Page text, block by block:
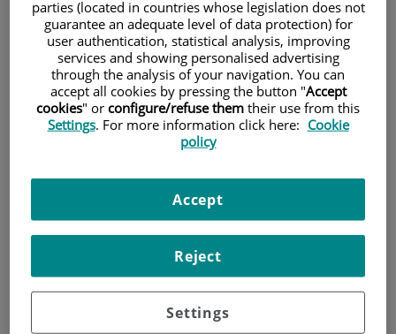
Però a més, també ha tingut conseqüències en els qui ja
estaven diagnosticats, havien superat una malaltia mental o
en persones que mai havien sofert aquest tipus de
parties (located in countries whose legislation does not
guarantee an adequate level of data protection) for
user authentication, statistical analysis, improving
services and showing personalised advertising
through the analysis of your navigation. You can
accept all cookies by pressing the button "Accept
cookies" or configure/refuse them their use from this
Settings. For more information click here: Cookie
policy
Settings
Reject
Accept